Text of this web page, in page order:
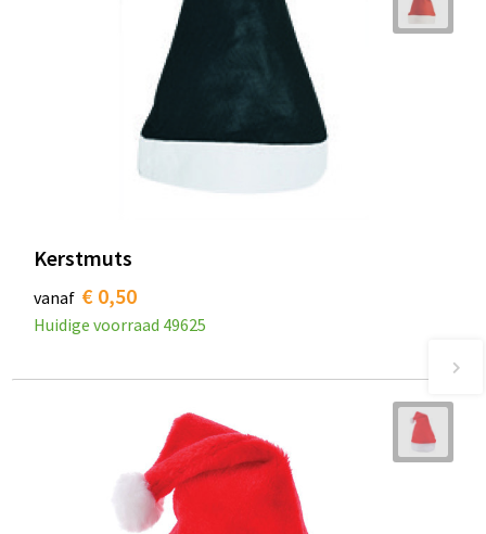
Kerstmuts
vanaf € 0,50
Huidige voorraad 49625